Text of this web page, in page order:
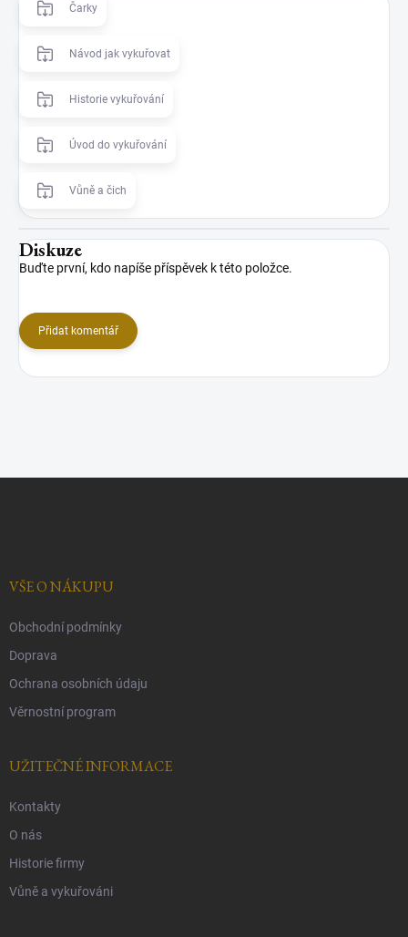
Čarky
Návod jak vykuřovat
Historie vykuřování
Úvod do vykuřování
Vůně a čich
Diskuze
Buďte první, kdo napíše příspěvek k této položce.
Přidat komentář
VŠE O NÁKUPU
Obchodní podmínky
Doprava
Ochrana osobních údaju
Věrnostní program
UŽITEČNÉ INFORMACE
Kontakty
O nás
Historie firmy
Vůně a vykuřováni